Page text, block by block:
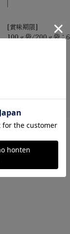
[賞味期限]
100ｇ袋/200ｇ袋：